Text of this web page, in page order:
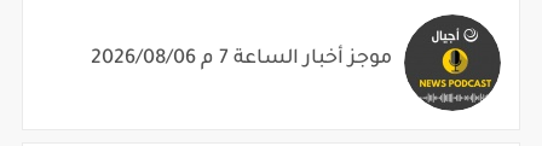
موجز أخبار الساعة 7 م 2026/08/06